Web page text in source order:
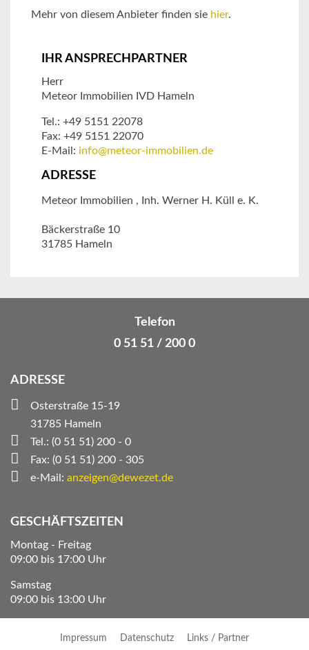
Mehr von diesem Anbieter finden sie hier.
IHR ANSPRECHPARTNER
Herr
Meteor Immobilien IVD Hameln
Tel.: +49 5151 22078
Fax: +49 5151 22070
E-Mail: info@meteor-immobilien.de
ADRESSE
Meteor Immobilien , Inh. Werner H. Küll e. K.
Bäckerstraße 10
31785 Hameln
Telefon
0 51 51 / 200 0
ADRESSE
Osterstraße 15-19
31785 Hameln
Tel.: (0 51 51) 200 - 0
Fax: (0 51 51) 200 - 305
e-Mail: anzeigen@dewezet.de
GESCHÄFTSZEITEN
Montag - Freitag
09:00 bis 17:00 Uhr
Samstag
09:00 bis 13:00 Uhr
Impressum Datenschutz Links / Partner